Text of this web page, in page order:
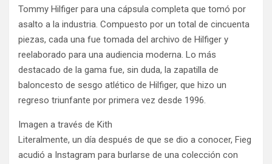
Tommy Hilfiger para una cápsula completa que tomó por
asalto a la industria. Compuesto por un total de cincuenta
piezas, cada una fue tomada del archivo de Hilfiger y
reelaborado para una audiencia moderna. Lo más
destacado de la gama fue, sin duda, la zapatilla de
baloncesto de sesgo atlético de Hilfiger, que hizo un
regreso triunfante por primera vez desde 1996.
Imagen a través de Kith
Literalmente, un día después de que se dio a conocer, Fieg
acudió a Instagram para burlarse de una colección con